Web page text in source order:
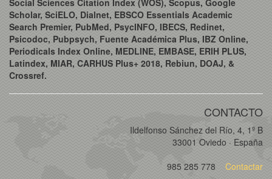
Scholar, SciELO, Dialnet, EBSCO Essentials Academic
Search Premier, PubMed, PsycINFO, IBECS, Redinet,
Psicodoc, Pubpsych, Fuente Académica Plus, IBZ Online,
Periodicals Index Online, MEDLINE, EMBASE, ERIH PLUS,
Latindex, MIAR, CARHUS Plus+ 2018, Rebiun, DOAJ, &
Crossref.
CONTACTO
Ildelfonso Sánchez del Río, 4, 1º B
33001 Oviedo · España
985 285 778
Contactar